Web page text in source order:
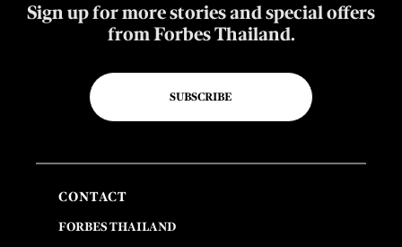
Sign up for more stories and special offers
from Forbes Thailand.
SUBSCRIBE
CONTACT
FORBES THAILAND